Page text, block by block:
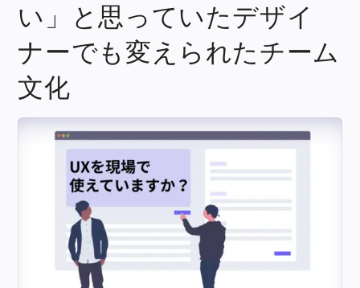
い」と思っていたデザイ
ナーでも変えられたチーム
文化